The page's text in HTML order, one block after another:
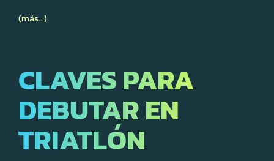
(más…)
CLAVES PARA
DEBUTAR EN
TRIATLÓN